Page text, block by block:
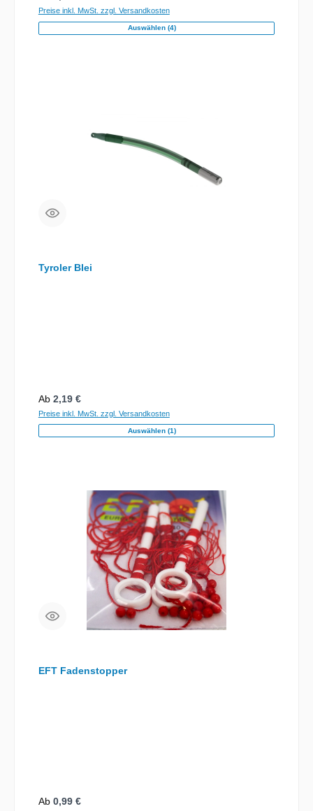
Preise inkl. MwSt. zzgl. Versandkosten
Auswählen (4)
Tyroler Blei
Regulärer Preis:
Ab 2,19 €
Preise inkl. MwSt. zzgl. Versandkosten
Auswählen (1)
EFT Fadenstopper
Regulärer Preis:
Ab 0,99 €